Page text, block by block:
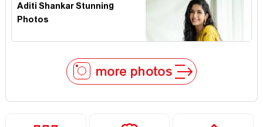
Aditi Shankar Stunning
Photos
more photos